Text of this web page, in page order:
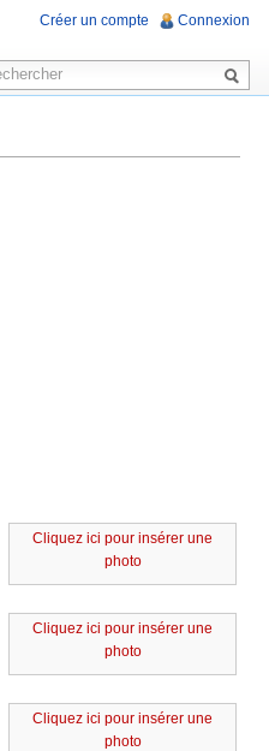
Cliquez ici pour insérer une
photo
Cliquez ici pour insérer une
photo
Cliquez ici pour insérer une
photo
Créer un compte Connexion